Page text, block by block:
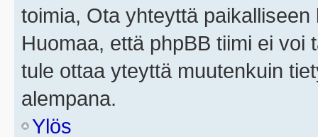
toimia, Ota yhteyttä
Huomaa, että phpBB tiimi ei voi
tule ottaa yteyttä muutenkuin
alempana.
Ylös